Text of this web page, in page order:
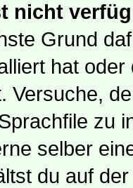
nicht
Grund
hat
Versuche,
zu
selber
du auf